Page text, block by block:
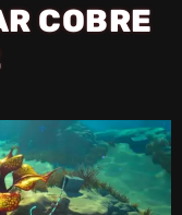
COBRE